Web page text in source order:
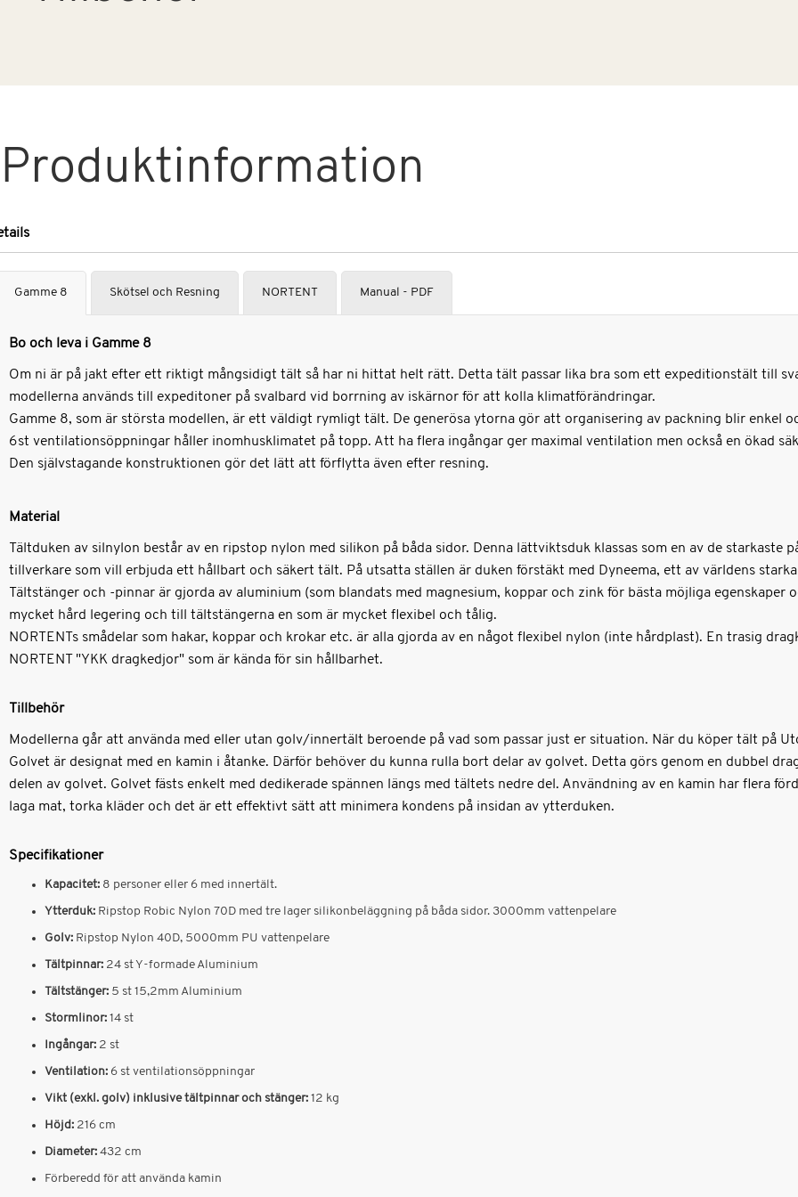
Produktinformation
Gamme 8 Skötsel och Resning NORTENT Manual - PDF
Bo och leva i Gamme 8
Om ni är på jakt efter ett riktigt mångsidigt tält så har ni hittat helt rätt. Detta tält passar lika bra som ett expeditionstält till
modellerna används till expeditoner på svalbard vid borrning av iskärnor för att kolla klimatförändringar.
Gamme 8, som är största modellen, är ett väldigt rymligt tält. De generösa ytorna gör att organisering av packning blir enkel
6st ventilationsöppningar håller inomhusklimatet på topp. Att ha flera ingångar ger maximal ventilation men också en ökad
Den självstagande konstruktionen gör det lätt att förflytta även efter resning.
Material
Tältduken av silnylon består av en ripstop nylon med silikon på båda sidor. Denna lättviktsduk klassas som en av de starkaste
tillverkare som vill erbjuda ett hållbart och säkert tält. På utsatta ställen är duken förstäkt med Dyneema, ett av världens
Tältstänger och -pinnar är gjorda av aluminium (som blandats med magnesium, koppar och zink för bästa möjliga egenskaper
mycket hård legering och till tältstängerna en som är mycket flexibel och tålig.
NORTENTs smådelar som hakar, koppar och krokar etc. är alla gjorda av en något flexibel nylon (inte hårdplast). En trasig
NORTENT "YKK dragkedjor" som är kända för sin hållbarhet.
Tillbehör
Modellerna går att använda med eller utan golv/innertält beroende på vad som passar just er situation. När du köper tält på
Golvet är designat med en kamin i åtanke. Därför behöver du kunna rulla bort delar av golvet. Detta görs genom en dubbel
delen av golvet. Golvet fästs enkelt med dedikerade spännen längs med tältets nedre del. Användning av en kamin har flera
laga mat, torka kläder och det är ett effektivt sätt att minimera kondens på insidan av ytterduken.
Specifikationer
Kapacitet: 8 personer eller 6 med innertält.
Ytterduk: Ripstop Robic Nylon 70D med tre lager silikonbeläggning på båda sidor. 3000mm vattenpelare
Golv: Ripstop Nylon 40D, 5000mm PU vattenpelare
Tältpinnar: 24 st Y-formade Aluminium
Tältstänger: 5 st 15,2mm Aluminium
Stormlinor: 14 st
Ingångar: 2 st
Ventilation: 6 st ventilationsöppningar
Vikt (exkl. golv) inklusive tältpinnar och stänger: 12 kg
Höjd: 216 cm
Diameter: 432 cm
Förberedd för att använda kamin